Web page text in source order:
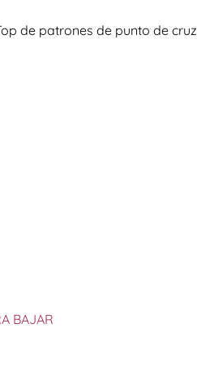
de patrones de punto de cruz
BAJAR